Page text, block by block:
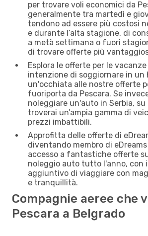
per trovare voli economici da
generalmente tra martedì e
tendono ad essere più costosi
e durante l’alta stagione, di
a metà settimana o fuori
di trovare offerte più
Esplora le offerte per le
intenzione di soggiornare in un
un'occhiata alle nostre offerte
fuoriporta da Pescara. Se
noleggiare un'auto in Serbia, su
troverai un’ampia gamma di
prezzi imbattibili.
Approfitta delle offerte di
diventando membro di
accesso a fantastiche offerte
noleggio auto tutto l'anno, con
aggiuntivo di viaggiare con
e tranquillità.
Compagnie aeree che
Pescara a Belgrado